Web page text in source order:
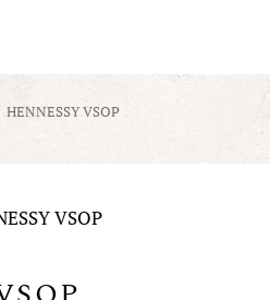
HENNESSY VSOP